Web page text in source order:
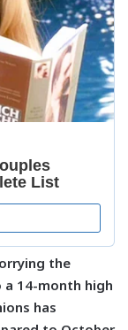
the
14-month high
has